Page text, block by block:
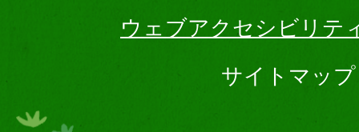
ウェブアクセシビリテ
サイトマップ